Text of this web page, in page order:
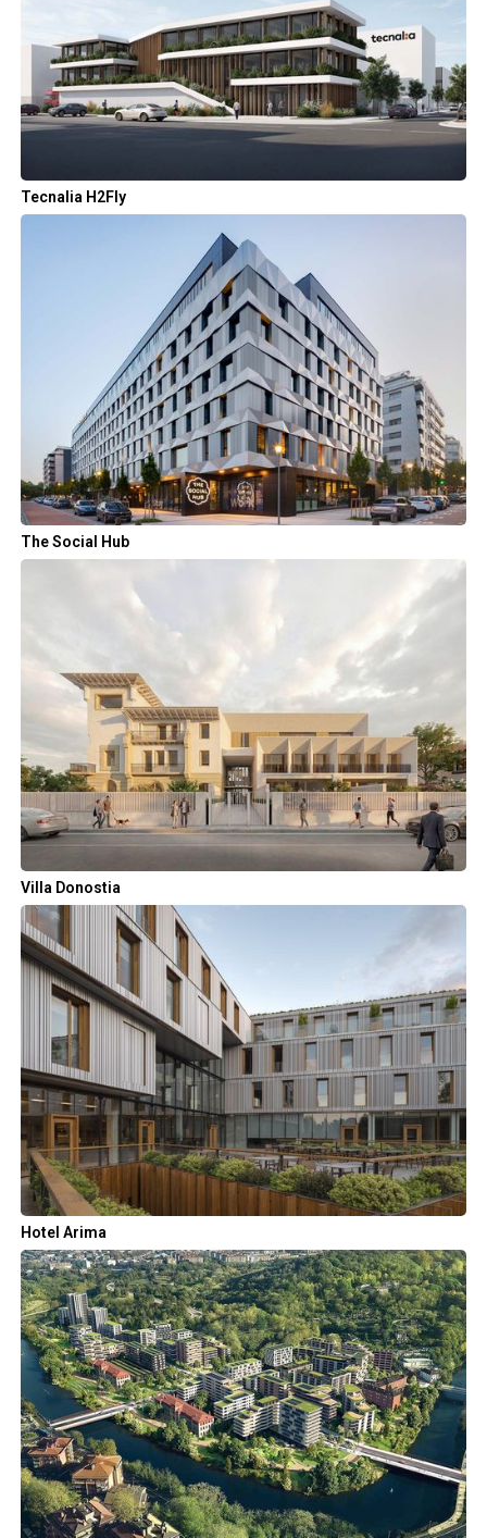
Tecnalia H2Fly
The Social Hub
Villa Donostia
Hotel Arima